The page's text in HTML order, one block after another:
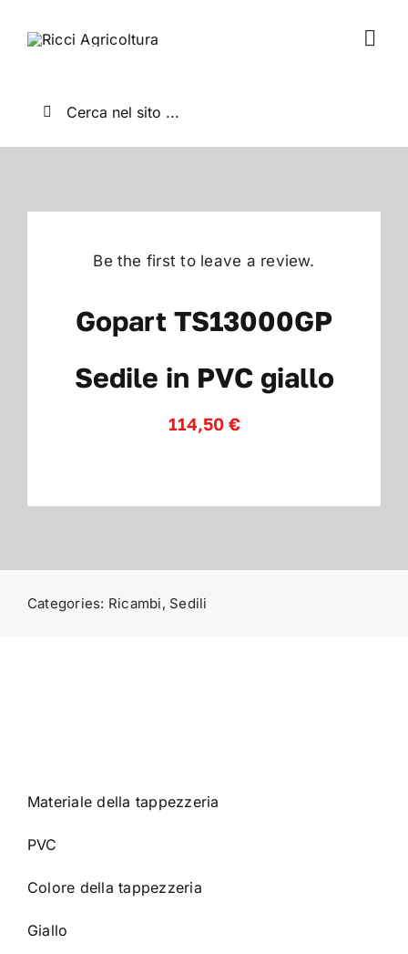
Cerca
Be the first to leave a review.
Gopart TS13000GP
Sedile in PVC giallo
114,50 €
Categories: Ricambi, Sedili
Materiale della tappezzeria
PVC
Colore della tappezzeria
Giallo